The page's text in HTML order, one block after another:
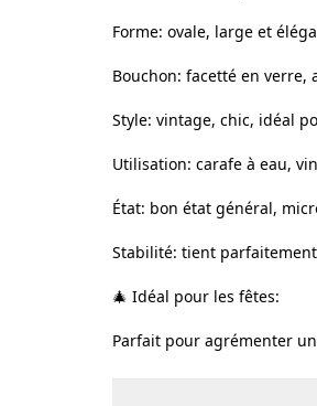
Forme: ovale, large et
Bouchon: facetté en
Style: vintage, chic, idéal
Utilisation: carafe à eau,
État: bon état général,
Stabilité: tient
🎄 Idéal pour les fêtes:
Parfait pour agrémenter